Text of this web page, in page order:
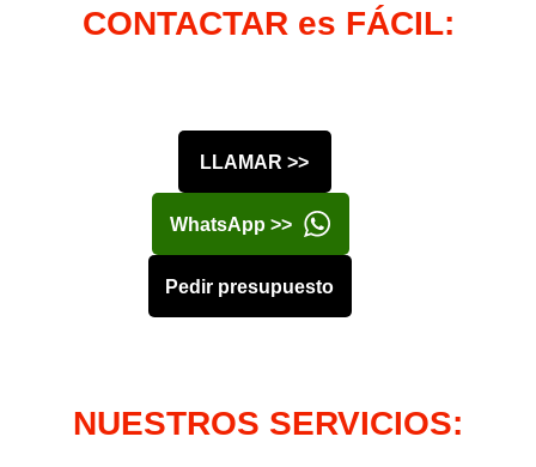
CONTACTAR es FÁCIL:
LLAMAR >>
WhatsApp >>
Pedir presupuesto
NUESTROS SERVICIOS: